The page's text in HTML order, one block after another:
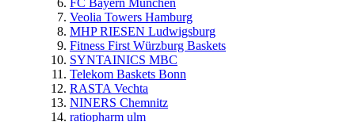
FC Bayern München
Veolia Towers Hamburg
MHP RIESEN Ludwigsburg
Fitness First Würzburg Baskets
SYNTAINICS MBC
Telekom Baskets Bonn
RASTA Vechta
NINERS Chemnitz
ratiopharm ulm